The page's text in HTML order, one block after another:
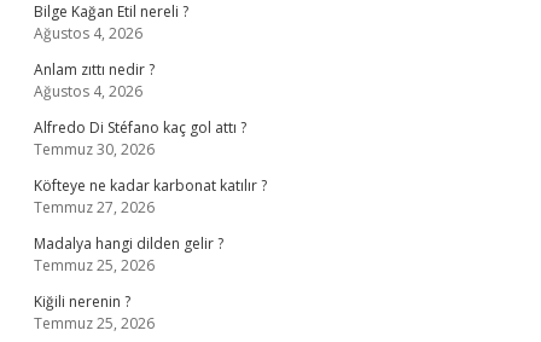
Bilge Kağan Etil nereli ?
Ağustos 4, 2026
Anlam zıttı nedir ?
Ağustos 4, 2026
Alfredo Di Stéfano kaç gol attı ?
Temmuz 30, 2026
Köfteye ne kadar karbonat katılır ?
Temmuz 27, 2026
Madalya hangi dilden gelir ?
Temmuz 25, 2026
Kiğili nerenin ?
Temmuz 25, 2026